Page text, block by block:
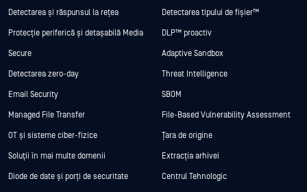
Detectarea și răspunsul la rețea
Protecție periferică și detașabilă Media
Secure
Detectarea zero-day
Email Security
Managed File Transfer
OT și sisteme ciber-fizice
Soluții în mai multe domenii
Diode de date și porți de securitate
Detectarea tipului de fișier™
DLP™ proactiv
Adaptive Sandbox
Threat Intelligence
SBOM
File-Based Vulnerability Assessment
Țara de origine
Extracția arhivei
Centrul Tehnologic